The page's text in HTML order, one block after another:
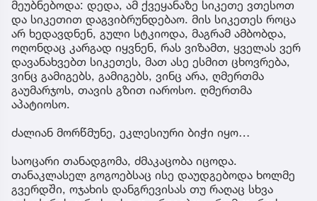
მეუბნებოდა: დედა, ამ ქვეყანაზე სიკეთე ვთესოთ
და სიკეთით დაგვიბრუნდებაო. მის სიკეთეს როცა
არ ხედავდნენ, გული სტკიოდა, მაგრამ ამბობდა,
ოღონდაც კარგად იყვნენ, რას ვიზამთ, ყველას ვერ
დავანახვებთ სიკეთეს, მათ ასე ესმით ცხოვრება,
ვინც გამიგებს, გამიგებს, ვინც არა, ღმერთმა
გაუმარჯოს, თავის გზით იაროსო. ღმერთმა
აპატიოსო.
ძალიან მორწმუნე, ეკლესიური ბიჭი იყო…
საოცარი თანადგომა, ძმაკაცობა იცოდა.
თანაკლასელ გოგოებსაც ისე დაუდგებოდა ხოლმე
გვერდში, ოჯახის დანგრევისას თუ რაღაც სხვა